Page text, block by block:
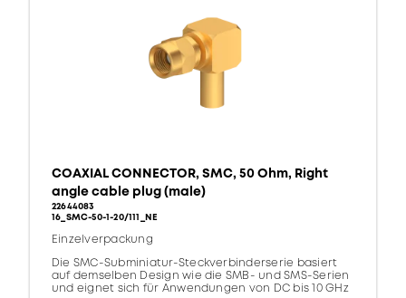
COAXIAL CONNECTOR, SMC, 50 Ohm, Right
angle cable plug (male)
22644083
16_SMC-50-1-20/111_NE
Einzelverpackung
Die SMC-Subminiatur-Steckverbinderserie basiert
auf demselben Design wie die SMB- und SMS-Serien
und eignet sich für Anwendungen von DC bis 10 GHz